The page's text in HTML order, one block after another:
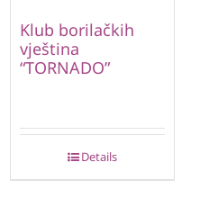
Klub borilačkih
vještina
“TORNADO”
Details